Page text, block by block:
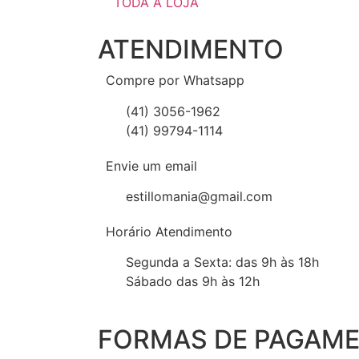
ATENDIMENTO
Compre por Whatsapp
(41) 3056-1962
(41) 99794-1114
Envie um email
estillomania@gmail.com
Horário Atendimento
Segunda a Sexta: das 9h às 18h
Sábado das 9h às 12h
FORMAS DE